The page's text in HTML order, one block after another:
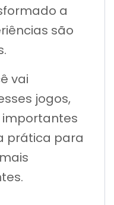
a
são
vai
jogos,
importantes
prática para